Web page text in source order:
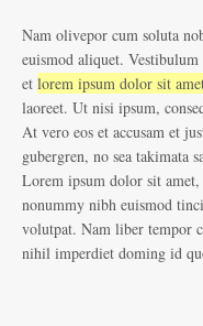
Nam olivepor cum soluta
euismod aliquet.
et lorem ipsum dolor sit
laoreet. Ut nisi ipsum,
At vero eos et accusam et
gubergren, no sea takimata
Lorem ipsum dolor sit
nonummy nibh euismod
volutpat. Nam liber tempor
nihil imperdiet doming id